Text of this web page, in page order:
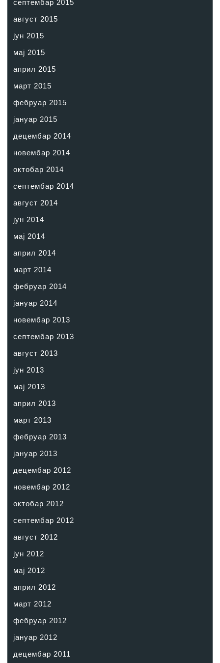
септембар 2015
август 2015
јун 2015
мај 2015
април 2015
март 2015
фебруар 2015
јануар 2015
децембар 2014
новембар 2014
октобар 2014
септембар 2014
август 2014
јун 2014
мај 2014
април 2014
март 2014
фебруар 2014
јануар 2014
новембар 2013
септембар 2013
август 2013
јун 2013
мај 2013
април 2013
март 2013
фебруар 2013
јануар 2013
децембар 2012
новембар 2012
октобар 2012
септембар 2012
август 2012
јун 2012
мај 2012
април 2012
март 2012
фебруар 2012
јануар 2012
децембар 2011